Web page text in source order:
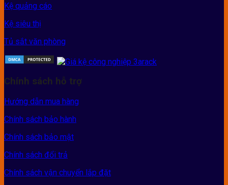
Kệ quảng cáo
Kệ siêu thị
Tủ sắt văn phòng
Chính sách hỗ trợ
Hướng dẫn mua hàng
Chính sách bảo hành
Chính sách bảo mật
Chính sách đổi trả
Chính sách vận chuyển lắp đặt